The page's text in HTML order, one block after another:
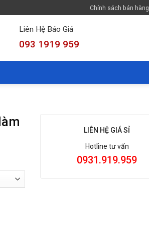
Chính sách bán hàng
Liên Hệ Báo Giá
093 1919 959
LIÊN HỆ GIÁ SỈ
Hotline tư vấn
0931.919.959